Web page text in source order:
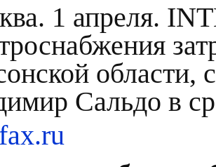
1 апреля.
области,
Сальдо в